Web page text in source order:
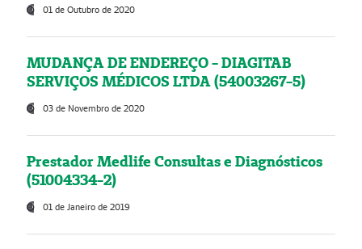
01 de Outubro de 2020
MUDANÇA DE ENDEREÇO - DIAGITAB
SERVIÇOS MÉDICOS LTDA (54003267-5)
03 de Novembro de 2020
Prestador Medlife Consultas e Diagnósticos
(51004334-2)
01 de Janeiro de 2019